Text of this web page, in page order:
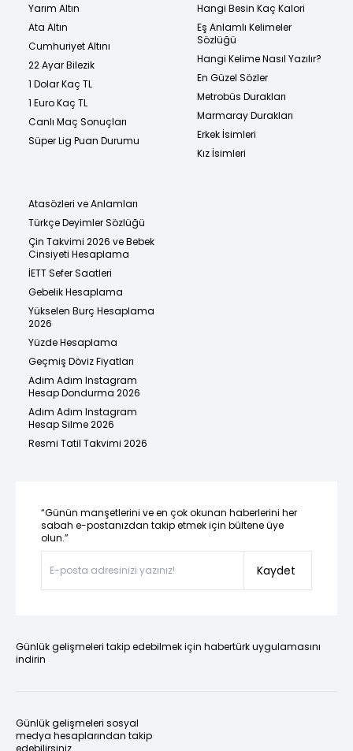
Yarım Altın
Ata Altın
Cumhuriyet Altını
22 Ayar Bilezik
1 Dolar Kaç TL
1 Euro Kaç TL
Canlı Maç Sonuçları
Süper Lig Puan Durumu
Hangi Besin Kaç Kalori
Eş Anlamlı Kelimeler
Sözlüğü
Hangi Kelime Nasıl Yazılır?
En Güzel Sözler
Metrobüs Durakları
Marmaray Durakları
Erkek İsimleri
Kız İsimleri
Atasözleri ve Anlamları
Türkçe Deyimler Sözlüğü
Çin Takvimi 2026 ve Bebek
Cinsiyeti Hesaplama
İETT Sefer Saatleri
Gebelik Hesaplama
Yükselen Burç Hesaplama
2026
Yüzde Hesaplama
Geçmiş Döviz Fiyatları
Adım Adım Instagram
Hesap Dondurma 2026
Adım Adım Instagram
Hesap Silme 2026
Resmi Tatil Takvimi 2026
“Günün manşetlerini ve en çok okunan haberlerini her
sabah e-postanızdan takip etmek için bültene üye
olun.”
Kaydet
Günlük gelişmeleri takip edebilmek için habertürk uygulamasını
indirin
Günlük gelişmeleri sosyal
medya hesaplarından takip
edebilirsiniz.